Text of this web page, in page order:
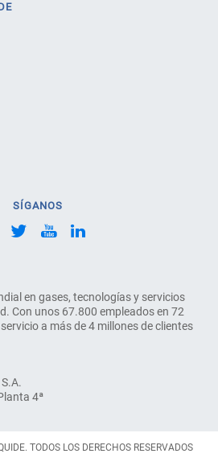
en gases, tecnologías y servicios
Con unos 67.800 empleados en 72
a más de 4 millones de clientes
4ª
SÍGANOS
TODOS LOS DERECHOS RESERVADOS